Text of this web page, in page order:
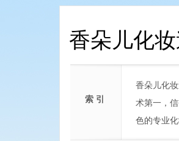
香朵儿化
索 引
香朵儿化
术第一，
色的专业